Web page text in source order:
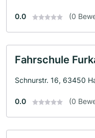
0.0 (0
Fahrschule
Schnurstr. 16, 63450
0.0 (0